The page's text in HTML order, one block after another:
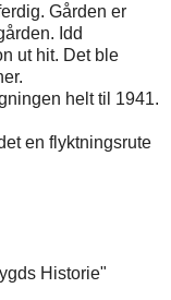
Gården er
Idd
ut hit. Det ble
helt til 1941.
en flyktningsrute
Historie"